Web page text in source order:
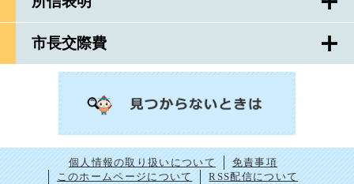
市長交際費
個人情報の取り扱いについて
免責事項
このホームページについて
RSS配信について